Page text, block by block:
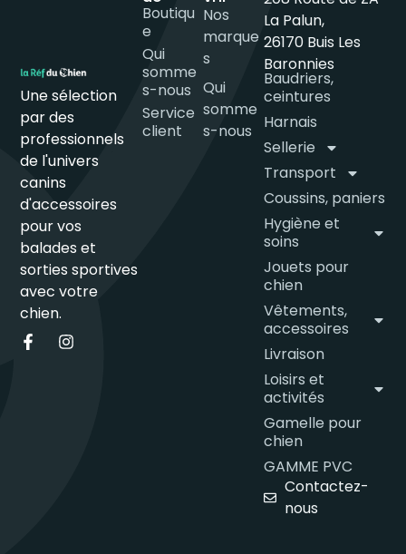
Une sélection
par des
professionnels
de l'univers
canins
d'accessoires
pour vos
balades et
sorties sportives
avec votre
chien.
Nos
marque
s
Qui
somme
s-nous
Boutiqu
e
Qui
somme
s-nous
Service
client
La Palun,
26170 Buis Les
Baronnies
Baudriers,
ceintures
Harnais
Sellerie
Transport
Coussins, paniers
Hygiène et
soins
Jouets pour
chien
Vêtements,
accessoires
Livraison
Loisirs et
activités
Gamelle pour
chien
GAMME PVC
Contactez-
nous